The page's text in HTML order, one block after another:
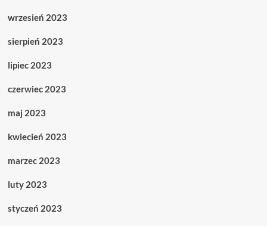
wrzesień 2023
sierpień 2023
lipiec 2023
czerwiec 2023
maj 2023
kwiecień 2023
marzec 2023
luty 2023
styczeń 2023